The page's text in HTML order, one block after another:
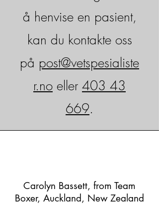
å henvise en pasient,
kan du kontakte oss
på post@vetspesialiste
r.no eller 403 43
669.
Carolyn Bassett, from Team
Boxer, Auckland, New Zealand